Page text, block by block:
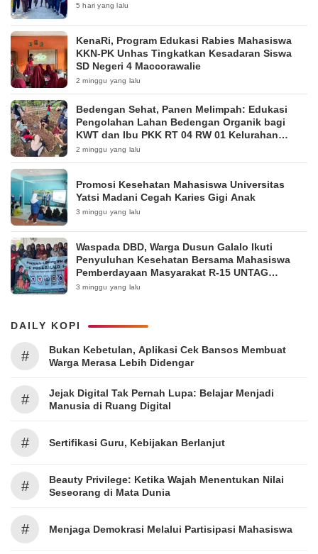
5 hari yang lalu
KenaRi, Program Edukasi Rabies Mahasiswa
KKN-PK Unhas Tingkatkan Kesadaran Siswa
SD Negeri 4 Maccorawalie
2 minggu yang lalu
Bedengan Sehat, Panen Melimpah: Edukasi
Pengolahan Lahan Bedengan Organik bagi
KWT dan Ibu PKK RT 04 RW 01 Kelurahan
Pakintelan
2 minggu yang lalu
Promosi Kesehatan Mahasiswa Universitas
Yatsi Madani Cegah Karies Gigi Anak
3 minggu yang lalu
Waspada DBD, Warga Dusun Galalo Ikuti
Penyuluhan Kesehatan Bersama Mahasiswa
Pemberdayaan Masyarakat R-15 UNTAG
Surabaya 2026
3 minggu yang lalu
DAILY KOPI
#
Bukan Kebetulan, Aplikasi Cek Bansos Membuat
Warga Merasa Lebih Didengar
#
Jejak Digital Tak Pernah Lupa: Belajar Menjadi
Manusia di Ruang Digital
# Sertifikasi Guru, Kebijakan Berlanjut
#
Beauty Privilege: Ketika Wajah Menentukan Nilai
Seseorang di Mata Dunia
# Menjaga Demokrasi Melalui Partisipasi Mahasiswa